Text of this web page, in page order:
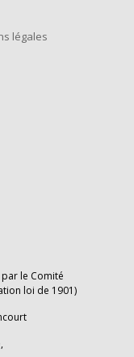
légales
le Comité
loi de 1901)